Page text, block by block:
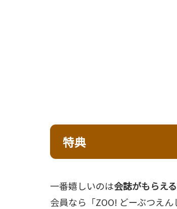
特典
一番嬉しいのは会誌がもらえる
会員なら「ZOO! どーぶつえん